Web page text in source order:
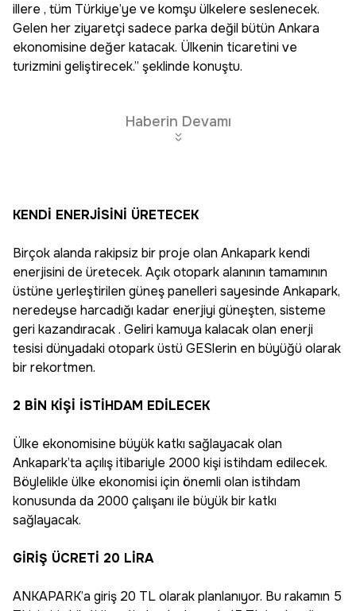
illere , tüm Türkiye’ye ve komşu ülkelere seslenecek.
Gelen her ziyaretçi sadece parka değil bütün Ankara
ekonomisine değer katacak. Ülkenin ticaretini ve
turizmini geliştirecek.” şeklinde konuştu.
Haberin Devamı
KENDİ ENERJİSİNİ ÜRETECEK
Birçok alanda rakipsiz bir proje olan Ankapark kendi
enerjisini de üretecek. Açık otopark alanının tamamının
üstüne yerleştirilen güneş panelleri sayesinde Ankapark,
neredeyse harcadığı kadar enerjiyi güneşten, sisteme
geri kazandıracak . Geliri kamuya kalacak olan enerji
tesisi dünyadaki otopark üstü GESlerin en büyüğü olarak
bir rekortmen.
2 BİN KİŞİ İSTİHDAM EDİLECEK
Ülke ekonomisine büyük katkı sağlayacak olan
Ankapark’ta açılış itibariyle 2000 kişi istihdam edilecek.
Böylelikle ülke ekonomisi için önemli olan istihdam
konusunda da 2000 çalışanı ile büyük bir katkı
sağlayacak.
GİRİŞ ÜCRETİ 20 LİRA
ANKAPARK’a giriş 20 TL olarak planlanıyor. Bu rakamın 5